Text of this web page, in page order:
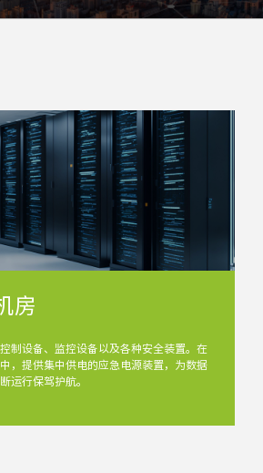
房
制设备、监控设备以及各种安全装置。在
，提供集中供电的应急电源装置，为数据
运行保驾护航。